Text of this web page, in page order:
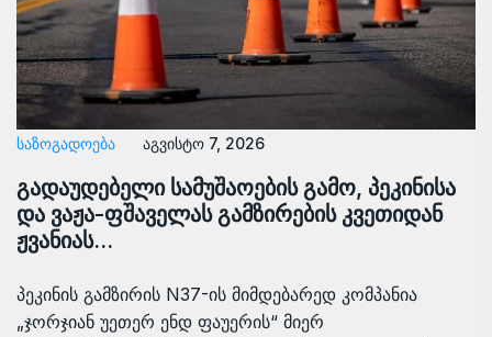
ᲡᲐᲖᲝᲒᲐᲓᲝᲔᲑᲐ აგვისტო 7, 2026
გადაუდებელი სამუშაოების გამო, პეკინისა
და ვაჟა-ფშაველას გამზირების კვეთიდან
ჟვანიას…
პეკინის გამზირის N37-ის მიმდებარედ კომპანია
„ჯორჯიან უეთერ ენდ ფაუერის“ მიერ